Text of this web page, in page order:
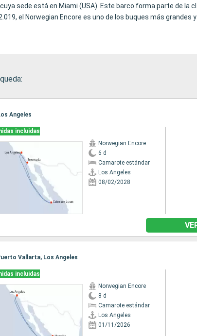
cuya sede está en Miami (USA). Este barco forma parte de la
el Norwegian Encore es uno de los buques más grandes
Angeles
incluidas
Norwegian Encore
6 d
Camarote estándar
Los Angeles
08/02/2028
Vallarta, Los Angeles
incluidas
Norwegian Encore
8 d
Camarote estándar
Los Angeles
01/11/2026